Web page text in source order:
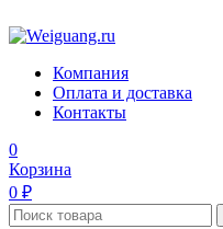
Компания
Оплата и доставка
Контакты
0
Корзина
0 ₽